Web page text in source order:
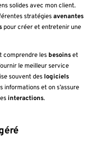
solides avec mon client.
stratégiesavenantes
pour créer et entretenir une
comprendre les besoinset
le meilleur service
souvent deslogiciels
informations et on s’assure
interactions.